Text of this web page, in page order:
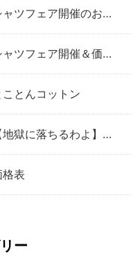
ツフェア開催のお知らせ
ツフェア開催＆価格改定のお知らせ
ことんコットン
地獄に落ちるわよ】衣装協力のお知らせ
格表
ー